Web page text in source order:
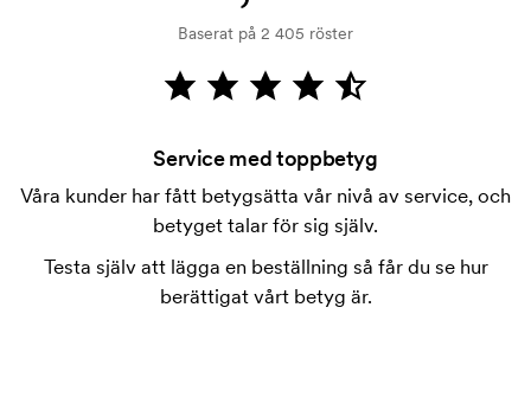
kreditprövning. Fakturering sker efter leverans.
Kortbetalning är möjligt.
Vad är en tryckschablon?
tryckning. Vi måste ta fram en tryckschablon för
varje färg som ska tryckas. Kostnaden för
tryckschablonen försvinner när du repeatbeställer.
Baserat på 2 405 röster
Service med toppbetyg
Våra kunder har fått betygsätta vår nivå av service, och
betyget talar för sig själv.
Testa själv att lägga en beställning så får du se hur
berättigat vårt betyg är.